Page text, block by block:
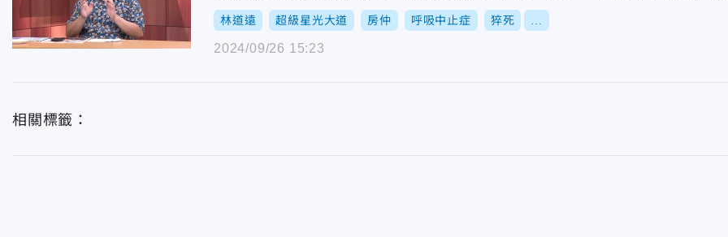
林道遠 超級星光大道 房仲 呼吸中止症 猝死
2024/09/26 15:23
相關標籤：